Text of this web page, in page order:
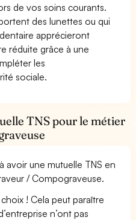
de vos soins courants.
des lunettes ou qui
apprécieront
réduite grâce à une
les
sociale.
TNS pour le métier
avoir une mutuelle TNS en
/ Compograveuse.
! Cela peut paraître
n’ont pas